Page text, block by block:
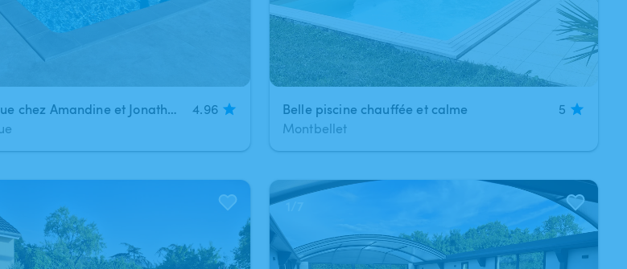
🏖️ Bienvenue chez Amandine et Jonathan à Pont-Évêque, votre coin de fraîcheur pour un moment de détente inoubliable. ! 🏝️
4.96
Belle piscine chauffée et calme
5
Montbellet
1